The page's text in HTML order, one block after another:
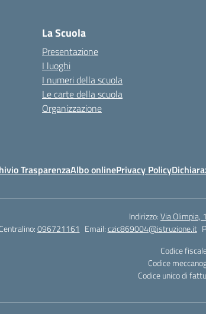
La Scuola
Presentazione
I luoghi
I numeri della scuola
Le carte della scuola
Organizzazione
TrasparenzaAlbo onlinePrivacy Policy
Indirizzo:Via Olimpia,
Centralino:096721161 Email:czic869004@istruzione.it
Codice
Codice
Codice unico di